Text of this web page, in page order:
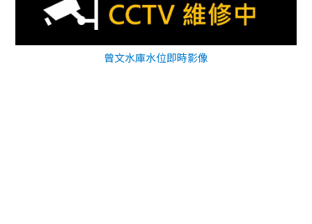
曾文水庫水位即時影像